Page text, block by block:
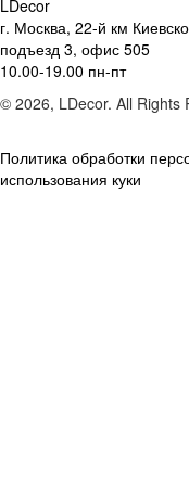
LDecor
г. Москва, 22-й км
подъезд 3, офис 505
10.00-19.00 пн-пт
© 2026, LDecor. All Rights
Политика обработки
использования куки